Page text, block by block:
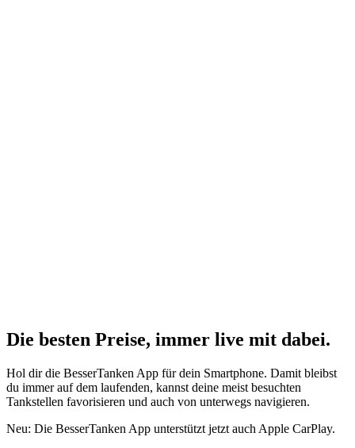
Die besten Preise, immer live mit dabei.
Hol dir die BesserTanken App für dein Smartphone. Damit bleibst
du immer auf dem laufenden, kannst deine meist besuchten
Tankstellen favorisieren und auch von unterwegs navigieren.
Neu: Die BesserTanken App unterstützt jetzt auch Apple CarPlay.